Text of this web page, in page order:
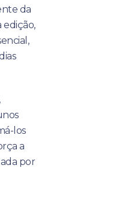
da
edição,
los
a
por